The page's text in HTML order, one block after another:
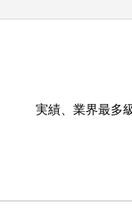
実績、業界最多